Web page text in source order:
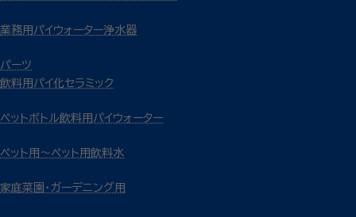
業務用パイウォーター浄水器
パーツ
飲料用パイ化セラミック
ペットボトル飲料用パイウォーター
ペット用～ペット用飲料水
家庭菜園・ガーデニング用